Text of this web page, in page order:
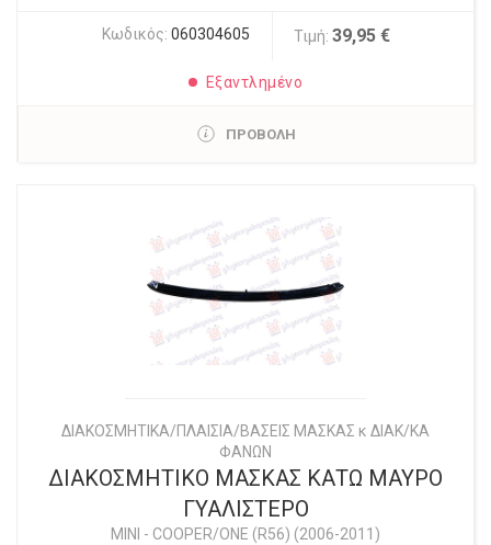
Κωδικός: 060304605 Τιμή: 39,95 €
Εξαντλημένο
ΠΡΟΒΟΛΗ
ΔΙΑΚΟΣΜΗΤΙΚΑ/ΠΛΑΙΣΙΑ/ΒΑΣΕΙΣ ΜΑΣΚΑΣ κ ΔΙΑΚ/ΚΑ
ΦΑΝΩΝ
ΔΙΑΚΟΣΜΗΤΙΚΟ ΜΑΣΚΑΣ ΚΑΤΩ ΜΑΥΡΟ
ΓΥΑΛΙΣΤΕΡΟ
MINI - COOPER/ONE (R56) (2006-2011)